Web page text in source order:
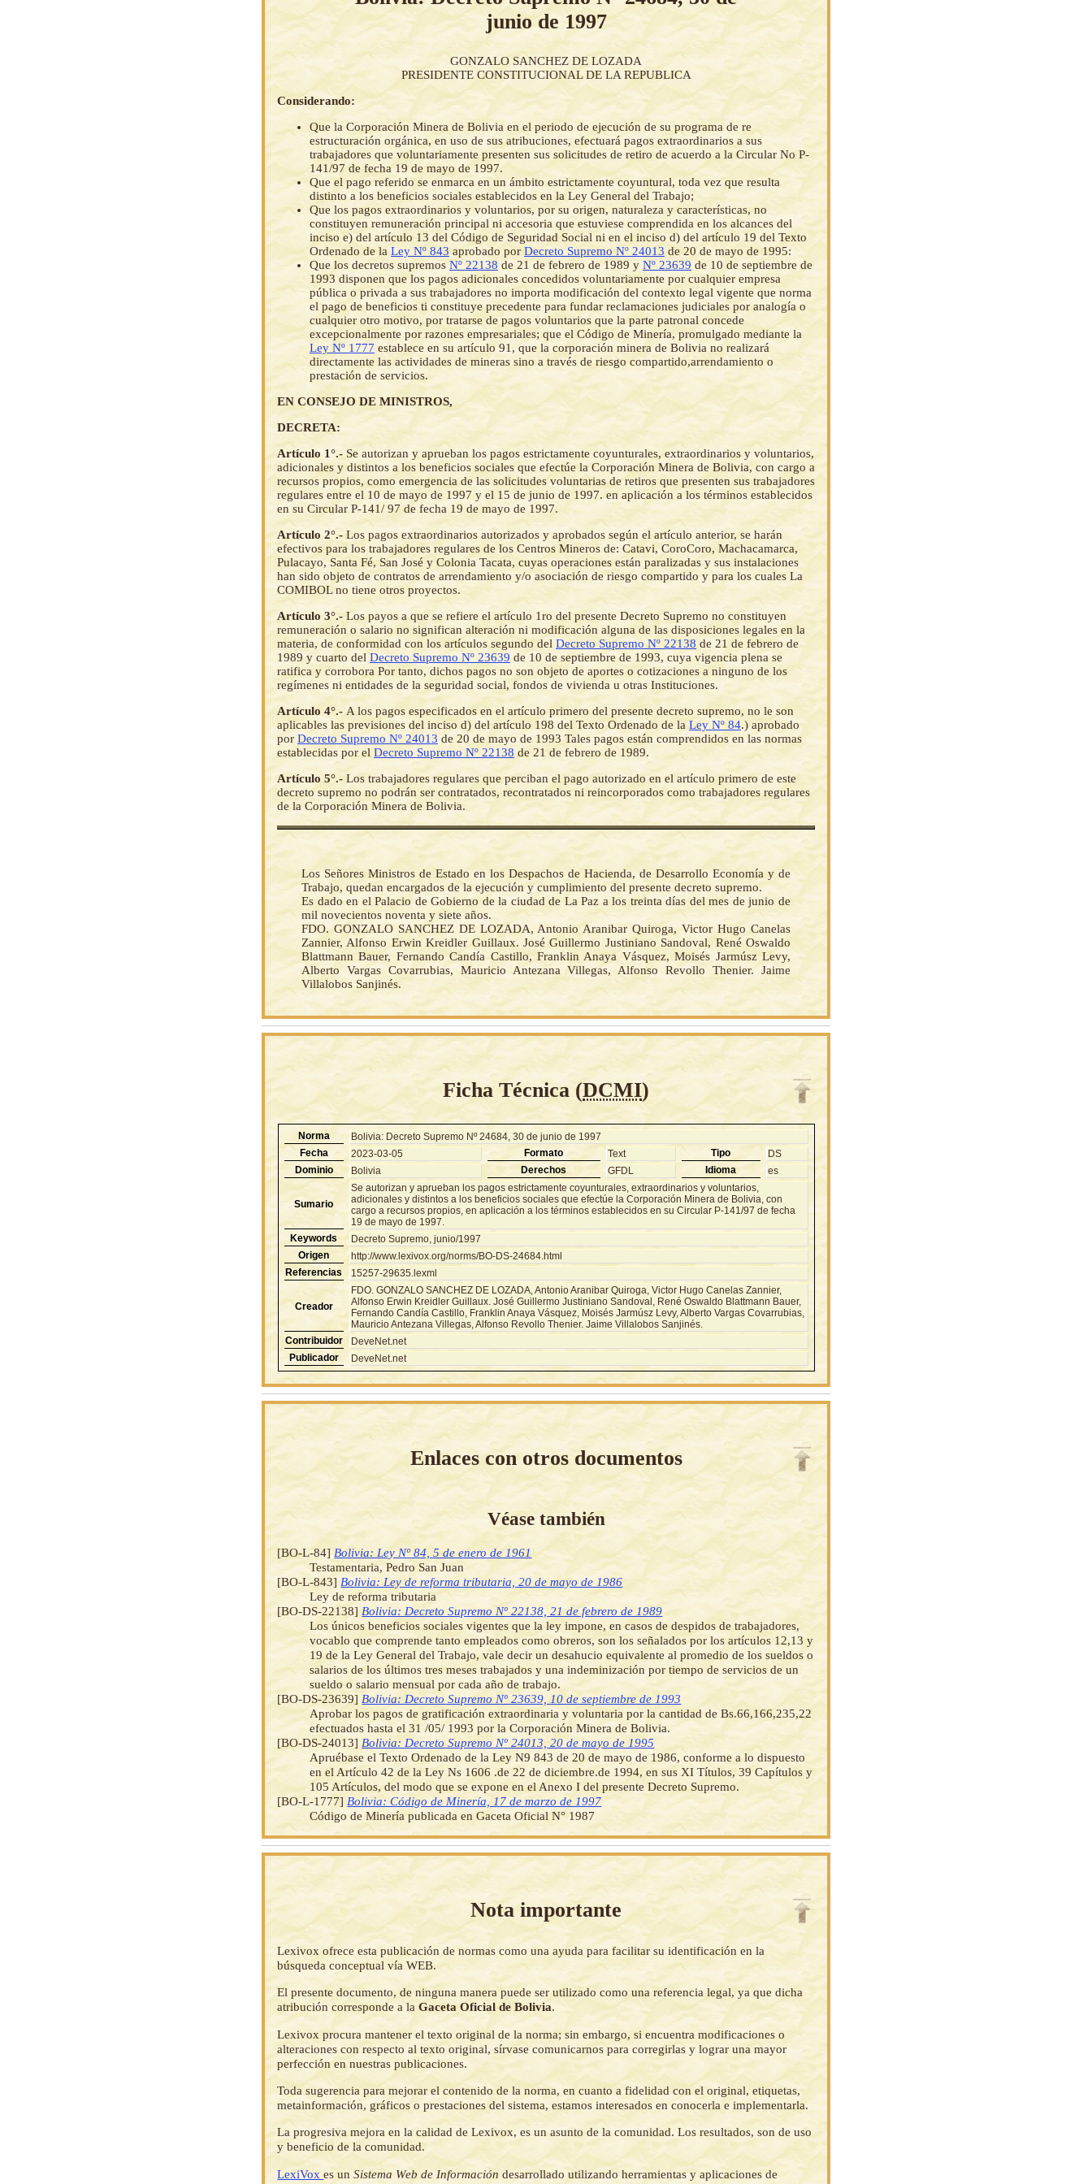
junio de 1997
GONZALO SANCHEZ DE LOZADA
PRESIDENTE CONSTITUCIONAL DE LA REPUBLICA
Considerando:
Que la Corporación Minera de Bolivia en el periodo de ejecución de su programa de re
estructuración orgánica, en uso de sus atribuciones, efectuará pagos extraordinarios a sus
trabajadores que voluntariamente presenten sus solicitudes de retiro de acuerdo a la Circular No P-
141/97 de fecha 19 de mayo de 1997.
Que el pago referido se enmarca en un ámbito estrictamente coyuntural, toda vez que resulta
distinto a los beneficios sociales establecidos en la Ley General del Trabajo;
Que los pagos extraordinarios y voluntarios, por su origen, naturaleza y características, no
constituyen remuneración principal ni accesoria que estuviese comprendida en los alcances del
inciso e) del artículo 13 del Código de Seguridad Social ni en el inciso d) del artículo 19 del Texto
Ordenado de la Ley Nº 843aprobado por Decreto Supremo Nº 24013 de 20 de mayo de 1995:
Que los decretos supremosNº 22138 de 21 de febrero de 1989 y Nº 23639 de 10 de septiembre de
1993 disponen que los pagos adicionales concedidos voluntariamente por cualquier empresa
pública o privada a sus trabajadores no importa modificación del contexto legal vigente que norma
el pago de beneficios ti constituye precedente para fundar reclamaciones judiciales por analogía o
cualquier otro motivo, por tratarse de pagos voluntarios que la parte patronal concede
excepcionalmente por razones empresariales; que el Código de Minería, promulgado mediante la
Ley Nº 1777 establece en su artículo 91, que la corporación minera de Bolivia no realizará
directamente las actividades de mineras sino a través de riesgo compartido,arrendamiento o
prestación de servicios.
EN CONSEJO DE MINISTROS,
DECRETA:
Artículo 1°.- Se autorizan y aprueban los pagos estrictamente coyunturales, extraordinarios y voluntarios,
adicionales y distintos a los beneficios sociales que efectúe la Corporación Minera de Bolivia, con cargo a
recursos propios, como emergencia de las solicitudes voluntarias de retiros que presenten sus trabajadores
regulares entre el 10 de mayo de 1997 y el 15 de junio de 1997. en aplicación a los términos establecidos
en su Circular P-141/ 97 de fecha 19 de mayo de 1997.
Artículo 2°.- Los pagos extraordinarios autorizados y aprobados según el artículo anterior, se harán
efectivos para los trabajadores regulares de los Centros Mineros de: Catavi, CoroCoro, Machacamarca,
Pulacayo, Santa Fé, San José y Colonia Tacata, cuyas operaciones están paralizadas y sus instalaciones
han sido objeto de contratos de arrendamiento y/o asociación de riesgo compartido y para los cuales La
COMIBOL no tiene otros proyectos.
Artículo 3°.- Los payos a que se refiere el artículo 1ro del presente Decreto Supremo no constituyen
remuneración o salario no significan alteración ni modificación alguna de las disposiciones legales en la
materia, de conformidad con los artículos segundo del Decreto Supremo Nº 22138 de 21 de febrero de
1989 y cuarto del Decreto Supremo Nº 23639 de 10 de septiembre de 1993, cuya vigencia plena se
ratifica y corrobora Por tanto, dichos pagos no son objeto de aportes o cotizaciones a ninguno de los
regímenes ni entidades de la seguridad social, fondos de vivienda u otras Instituciones.
Artículo 4°.- A los pagos especificados en el artículo primero del presente decreto supremo, no le son
aplicables las previsiones del inciso d) del artículo 198 del Texto Ordenado de la Ley Nº 84.) aprobado
por Decreto Supremo Nº 24013 de 20 de mayo de 1993 Tales pagos están comprendidos en las normas
establecidas por el Decreto Supremo Nº 22138 de 21 de febrero de 1989.
Artículo 5°.-Los trabajadores regulares que perciban el pago autorizado en el artículo primero de este
decreto supremo no podrán ser contratados, recontratados ni reincorporados como trabajadores regulares
de la Corporación Minera de Bolivia.
Los Señores Ministros de Estado en los Despachos de Hacienda, de Desarrollo Economía y de
Trabajo, quedan encargados de la ejecución y cumplimiento del presente decreto supremo.
Es dado en el Palacio de Gobierno de la ciudad de La Paz a los treinta días del mes de junio de
mil novecientos noventa y siete años.
FDO. GONZALO SANCHEZ DE LOZADA, Antonio Aranibar Quiroga, Victor Hugo Canelas
Zannier, Alfonso Erwin Kreidler Guillaux. José Guillermo Justiniano Sandoval, René Oswaldo
Blattmann Bauer, Fernando Candía Castillo, Franklin Anaya Vásquez, Moisés Jarmúsz Levy,
Alberto Vargas Covarrubias, Mauricio Antezana Villegas, Alfonso Revollo Thenier. Jaime
Villalobos Sanjinés.
Ficha Técnica (DCMI)
Norma
Bolivia: Decreto Supremo Nº 24684, 30 de junio de 1997
Fecha
2023-03-05 Formato Text Tipo
DS
Dominio
Bolivia Derechos GFDL Idioma es
Sumario
Se autorizan y aprueban los pagos estrictamente coyunturales, extraordinarios y voluntarios,
adicionales y distintos a los beneficios sociales que efectúe la Corporación Minera de Bolivia, con
cargo a recursos propios, en aplicación a los términos establecidos en su Circular P-141/97 de fecha
19 de mayo de 1997.
Keywords
Decreto Supremo, junio/1997
Origen
http://www.lexivox.org/norms/BO-DS-24684.html
Referencias
15257-29635.lexml
Creador
FDO. GONZALO SANCHEZ DE LOZADA, Antonio Aranibar Quiroga, Victor Hugo Canelas Zannier,
Alfonso Erwin Kreidler Guillaux. José Guillermo Justiniano Sandoval, René Oswaldo Blattmann Bauer,
Fernando Candía Castillo, Franklin Anaya Vásquez, Moisés Jarmúsz Levy, Alberto Vargas Covarrubias,
Mauricio Antezana Villegas, Alfonso Revollo Thenier. Jaime Villalobos Sanjinés.
Contribuidor
DeveNet.net
Publicador
DeveNet.net
Enlaces con otros documentos
Véase también
[BO-L-84] Bolivia: Ley Nº 84, 5 de enero de 1961
Testamentaria, Pedro San Juan
[BO-L-843] Bolivia: Ley de reforma tributaria, 20 de mayo de 1986
Ley de reforma tributaria
[BO-DS-22138]Bolivia: Decreto Supremo Nº 22138, 21 de febrero de 1989
Los únicos beneficios sociales vigentes que la ley impone, en casos de despidos de trabajadores,
vocablo que comprende tanto empleados como obreros, son los señalados por los artículos 12,13 y
19 de la Ley General del Trabajo, vale decir un desahucio equivalente al promedio de los sueldos o
salarios de los últimos tres meses trabajados y una indeminización por tiempo de servicios de un
sueldo o salario mensual por cada año de trabajo.
[BO-DS-23639] Bolivia: Decreto Supremo Nº 23639, 10 de septiembre de 1993
Aprobar los pagos de gratificación extraordinaria y voluntaria por la cantidad de Bs.66,166,235,22
efectuados hasta el 31 /05/ 1993 por la Corporación Minera de Bolivia.
[BO-DS-24013] Bolivia: Decreto Supremo Nº 24013, 20 de mayo de 1995
Apruébase el Texto Ordenado de la Ley N9 843 de 20 de mayo de 1986, conforme a lo dispuesto
en el Artículo 42 de la Ley Ns 1606 .de 22 de diciembre.de 1994, en sus XI Títulos, 39 Capítulos y
105 Artículos, del modo que se expone en el Anexo I del presente Decreto Supremo.
[BO-L-1777] Bolivia: Código de Minería, 17 de marzo de 1997
Código de Minería publicada en Gaceta Oficial N° 1987
Nota importante
Lexivox ofrece esta publicación de normas como una ayuda para facilitar su identificación en la
búsqueda conceptual vía WEB.
El presente documento, de ninguna manera puede ser utilizado como una referencia legal, ya que dicha
atribución corresponde a laGaceta Oficial de Bolivia.
Lexivox procura mantener el texto original de la norma; sin embargo, si encuentra modificaciones o
alteraciones con respecto al texto original, sírvase comunicarnos para corregirlas y lograr una mayor
perfección en nuestras publicaciones.
Toda sugerencia para mejorar el contenido de la norma, en cuanto a fidelidad con el original, etiquetas,
metainformación, gráficos o prestaciones del sistema, estamos interesados en conocerla e implementarla.
La progresiva mejora en la calidad de Lexivox, es un asunto de la comunidad. Los resultados, son de uso
y beneficio de la comunidad.
LexiVoxes unSistema Web de Información desarrollado utilizando herramientas y aplicaciones de